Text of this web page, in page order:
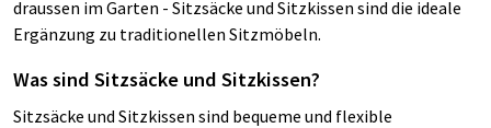
draussen im Garten - Sitzsäcke und Sitzkissen sind die ideale
Ergänzung zu traditionellen Sitzmöbeln.
Was sind Sitzsäcke und Sitzkissen?
Sitzsäcke und Sitzkissen sind bequeme und flexible